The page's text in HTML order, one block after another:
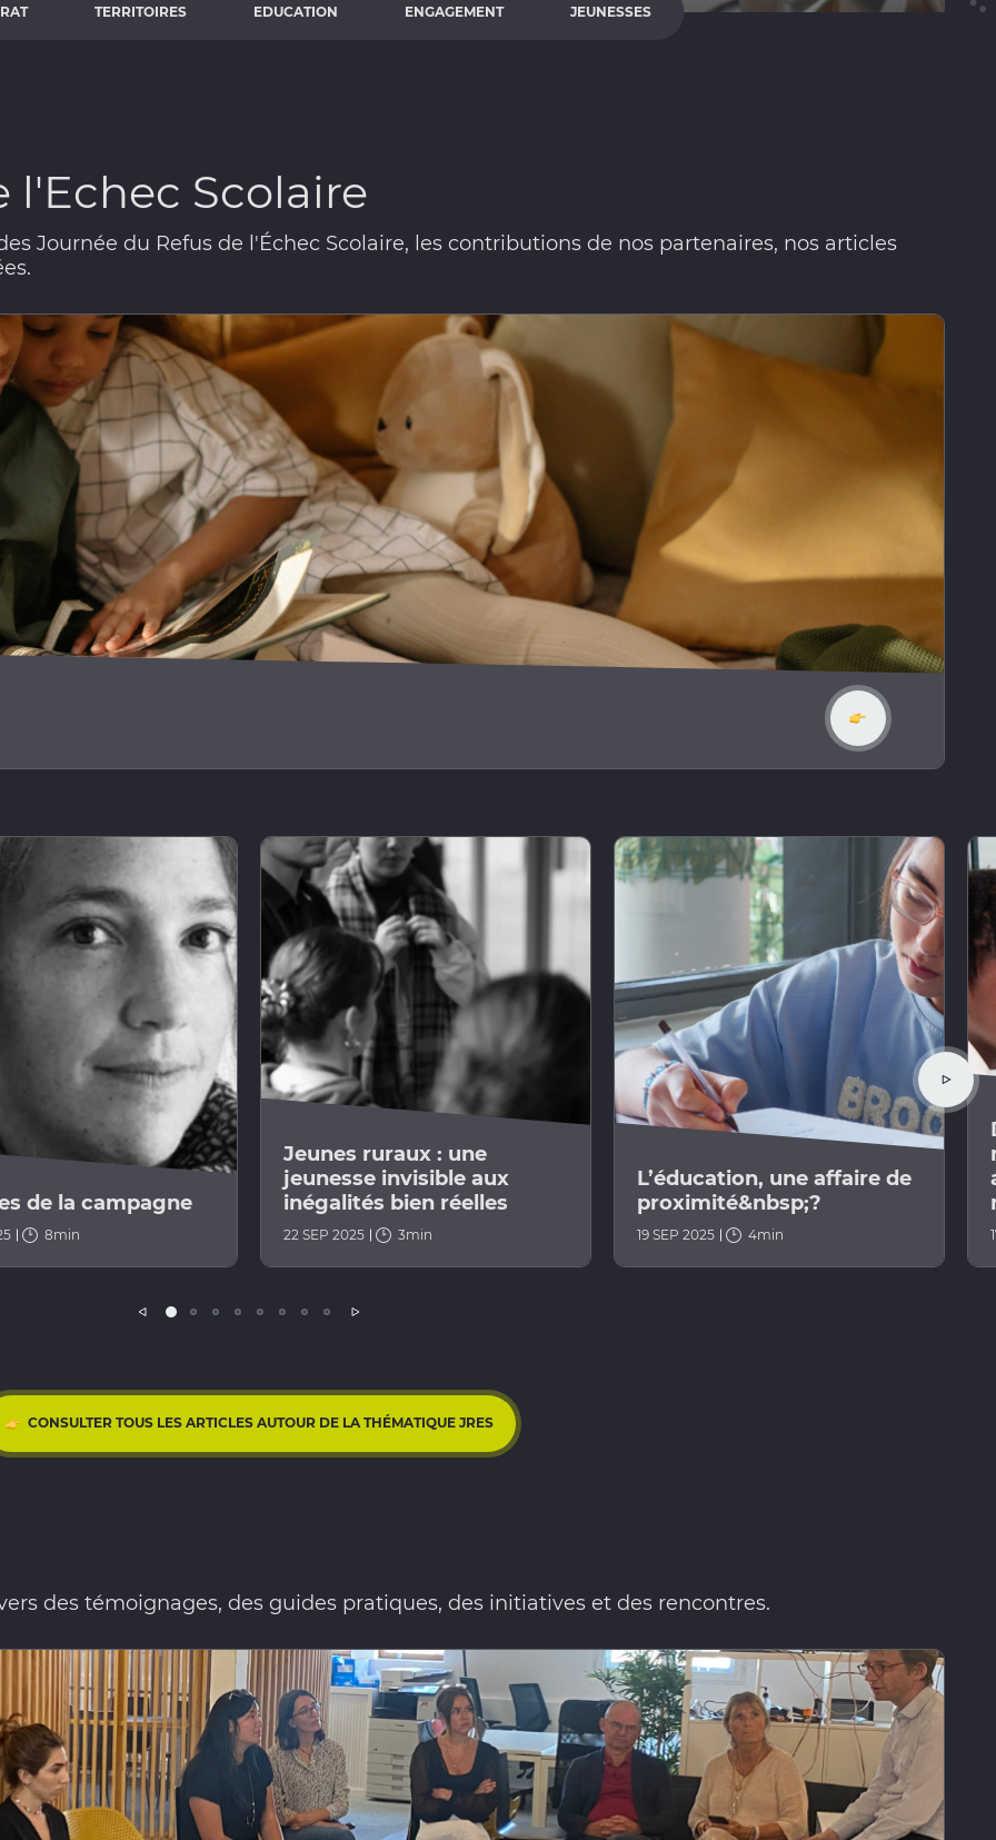
TERRITOIRES EDUCATION ENGAGEMENT JEUNESSES
l'Echec Scolaire
Journée du Refus de l'Échec Scolaire, les contributions de nos partenaires, nos articles
En savoir plus
de la campagne
8min
Jeunes ruraux : une
jeunesse invisible aux
inégalités bien réelles
22 SEP 2025 3min
L’éducation, une affaire de
proximité&nbsp;?
19 SEP 2025 4min
CONSULTER TOUS LES ARTICLES AUTOUR DE LA THÉMATIQUE JRES
des témoignages, des guides pratiques, des initiatives et des rencontres.